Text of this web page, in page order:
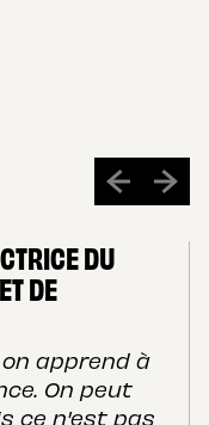
DU
DE
apprend à
On peut
ce n'est pas